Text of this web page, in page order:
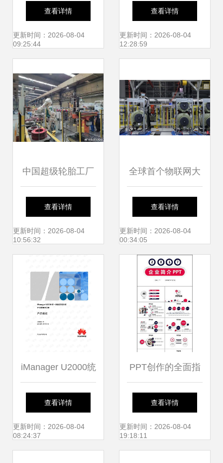
在数字化浪潮中筑
起防线
查看详情
更新时间：2026-08-04
09:25:44
寻产品列表第320
页背后的结构性现
查看详情
更新时间：2026-08-04
12:28:59
中国超级轮胎工厂
从黑科技到网络赋
能的产业跃迁
查看详情
更新时间：2026-08-04
10:56:32
全球首个物联网大
规模定制标杆工厂
在上海松江正式投
产
查看详情
更新时间：2026-08-04
00:34:05
iManager U2000统
一网络管理系统
V100R001C00 企
查看详情
更新时间：2026-08-04
08:24:37
PPT创作的全面指
南 从格式模板到设
计灵感
查看详情
更新时间：2026-08-04
19:18:11